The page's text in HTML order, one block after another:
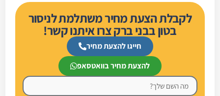
לקבלת הצעת מחיר משתלמת לניסור
בטון בבני ברק צרו איתנו קשר!
חייגו להצעת מחיר
להצעת מחיר בוואטסאפ